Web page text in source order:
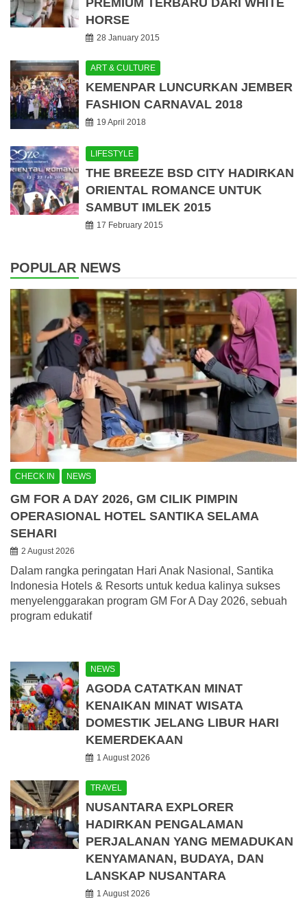
HORSE
28 January 2015
ART & CULTURE
KEMENPAR LUNCURKAN JEMBER
FASHION CARNAVAL 2018
19 April 2018
LIFESTYLE
THE BREEZE BSD CITY HADIRKAN
ORIENTAL ROMANCE UNTUK
SAMBUT IMLEK 2015
17 February 2015
POPULAR NEWS
CHECK IN NEWS
GM FOR A DAY 2026, GM CILIK PIMPIN
OPERASIONAL HOTEL SANTIKA SELAMA
SEHARI
2 August 2026
Dalam rangka peringatan Hari Anak Nasional, Santika
Indonesia Hotels & Resorts untuk kedua kalinya sukses
menyelenggarakan program GM For A Day 2026, sebuah
program edukatif
NEWS
AGODA CATATKAN MINAT
KENAIKAN MINAT WISATA
DOMESTIK JELANG LIBUR HARI
KEMERDEKAAN
1 August 2026
TRAVEL
NUSANTARA EXPLORER
HADIRKAN PENGALAMAN
PERJALANAN YANG MEMADUKAN
KENYAMANAN, BUDAYA, DAN
LANSKAP NUSANTARA
1 August 2026